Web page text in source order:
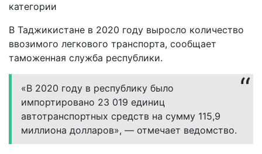
категории
В Таджикистане в 2020 году выросло количество
ввозимого легкового транспорта, сообщает
таможенная служба республики.
«В 2020 году в республику было
импортировано 23 019 единиц
автотранспортных средств на сумму 115,9
миллиона долларов», — отмечает ведомство.